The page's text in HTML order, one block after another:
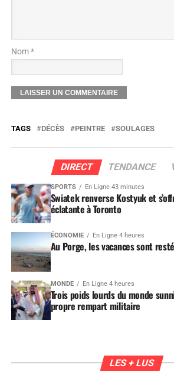
Nom *
TAGS DÉCÈS PEINTRE SOULAGES
DIRECT TENDANCE
SPORTS En Ligne 43 minutes
Swiatek renverse Kostyuk et
éclatante à Toronto
ÉCONOMIE En Ligne 4 heures
Au Porge, les vacances sont
MONDE En Ligne 4 heures
Trois poids lourds du monde
propre rempart militaire
LES + LUS